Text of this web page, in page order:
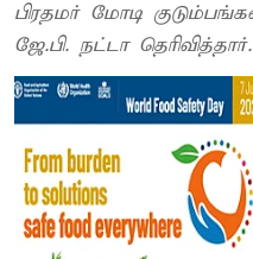
பிரதமர் மோடி குடும்பங்களை வலியுறுத்தியுள்ளார் என
ஜே.பி. நட்டா தெரிவித்தார்.